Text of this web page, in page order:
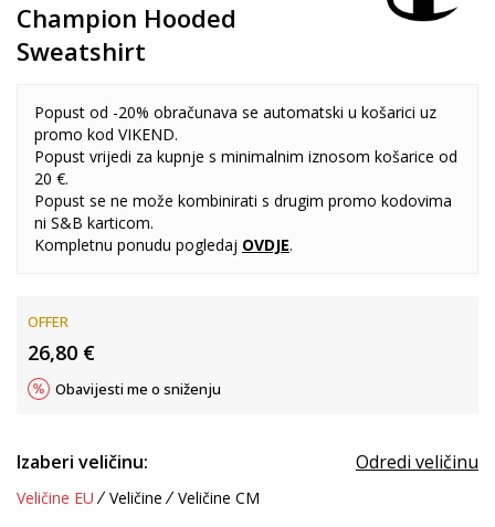
Champion Hooded
Sweatshirt
Popust od -20% obračunava se automatski u košarici uz
promo kod VIKEND.
Popust vrijedi za kupnje s minimalnim iznosom košarice od
20 €.
Popust se ne može kombinirati s drugim promo kodovima
ni S&B karticom.
Kompletnu ponudu pogledaj OVDJE.
OFFER
26,80 €
Obavijesti me o sniženju
Izaberi veličinu: Odredi veličinu
Veličine EU Veličine Veličine CM